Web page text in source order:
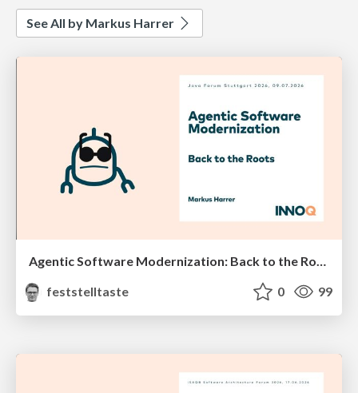
See All by Markus Harrer
Agentic Software Modernization: Back to the Roots (Java Forum Stuttgart 2026)
feststelltaste
0 99